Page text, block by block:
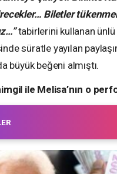
Biletler
tabirlerini kullanan ünlü
süratle yayılan
büyük beğeni almıştı.
ile Melisa’nın o